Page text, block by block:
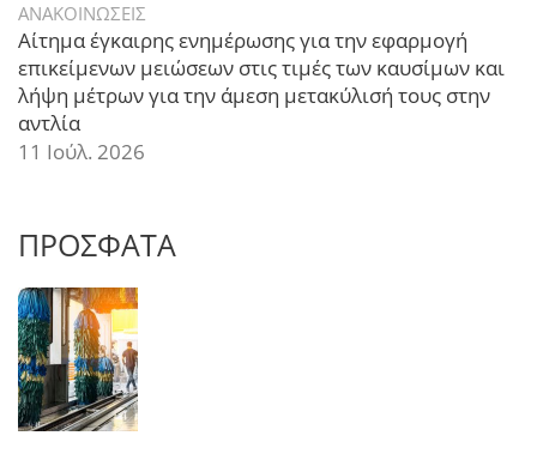
ΑΝΑΚΟΙΝΩΣΕΙΣ
Αίτημα έγκαιρης ενημέρωσης για την εφαρμογή
επικείμενων μειώσεων στις τιμές των καυσίμων και
λήψη μέτρων για την άμεση μετακύλισή τους στην
αντλία
11 Ιούλ. 2026
ΠΡΟΣΦΑΤΑ